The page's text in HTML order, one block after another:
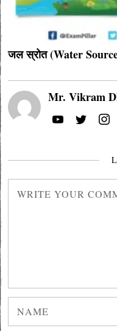
जल स्रोत (Water
Mr. Vikram